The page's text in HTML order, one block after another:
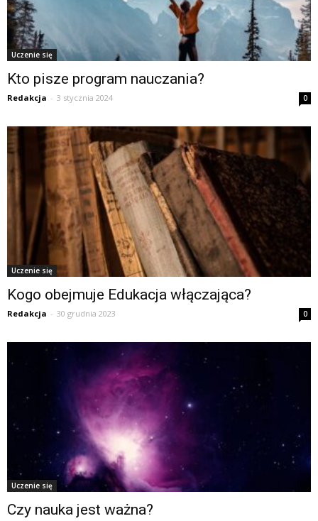
Uczenie się
Kto pisze program nauczania?
Redakcja - 3 stycznia 2024 0
Uczenie się
Kogo obejmuje Edukacja włączająca?
Redakcja - 30 grudnia 2023 0
Uczenie się
Czy nauka jest ważna?